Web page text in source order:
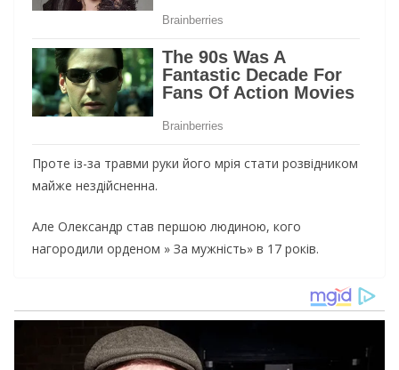
Проте із-за травми руки його мрія стати розвідником
майже нездійсненна.
Але Олександр став першою людиною, кого
нагородили орденом » За мужність» в 17 років.